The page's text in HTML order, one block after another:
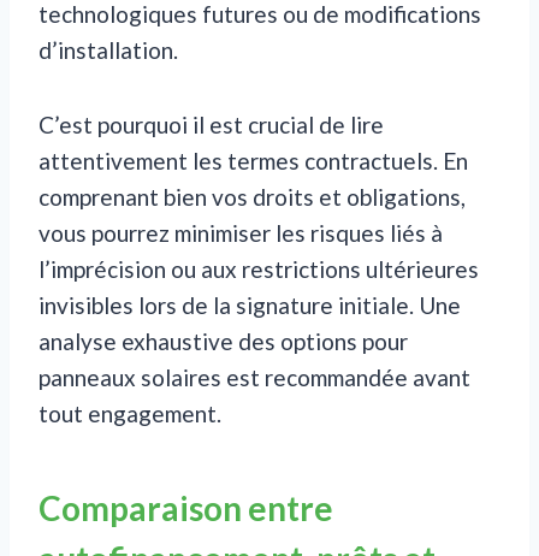
technologiques futures ou de modifications
d’installation.
C’est pourquoi il est crucial de lire
attentivement les termes contractuels. En
comprenant bien vos droits et obligations,
vous pourrez minimiser les risques liés à
l’imprécision ou aux restrictions ultérieures
invisibles lors de la signature initiale. Une
analyse exhaustive des options pour
panneaux solaires est recommandée avant
tout engagement.
Comparaison entre